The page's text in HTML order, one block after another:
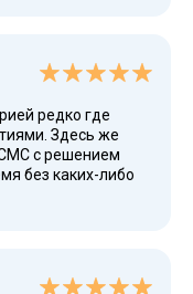
редко где
Здесь же
СМС с решением
без каких-либо